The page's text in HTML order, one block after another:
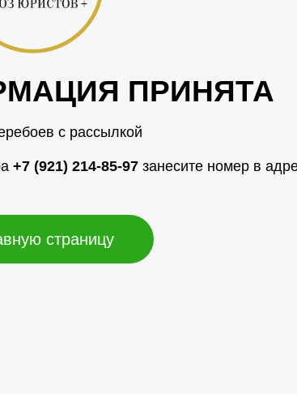
ПРИНЯТА
страницу
с рассылкой
+7 (921) 214-85-97 занесите номер в